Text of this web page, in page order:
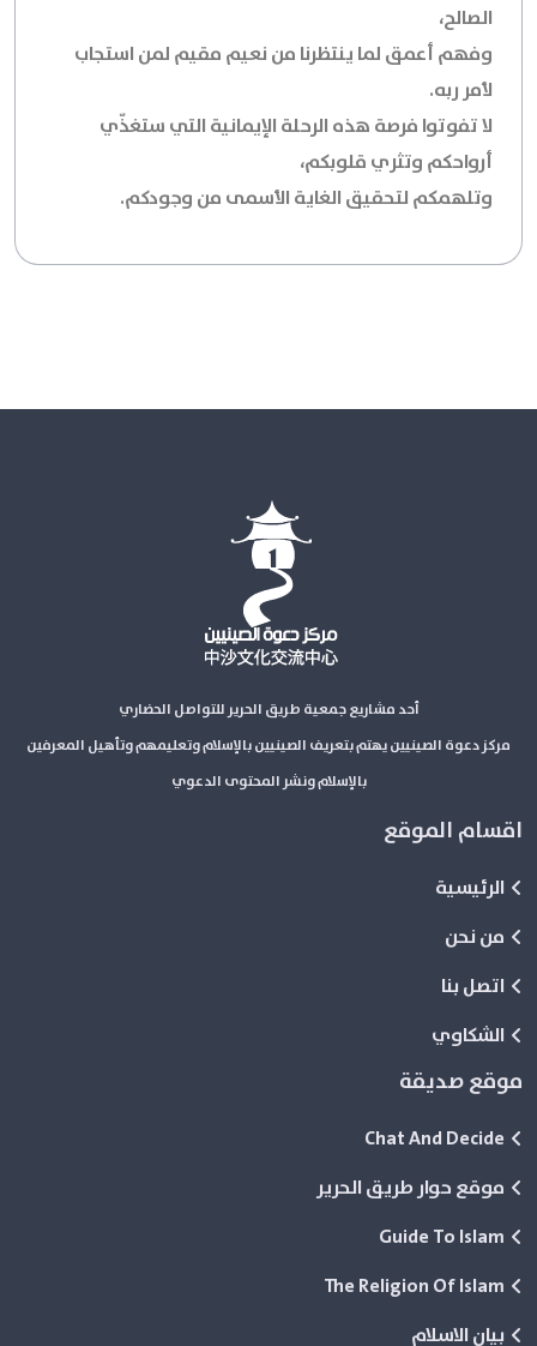
الصالح،
وفهم أعمق لما ينتظرنا من نعيم مقيم لمن استجاب
لأمر ربه.
لا تفوتوا فرصة هذه الرحلة الإيمانية التي ستغذّي
أرواحكم وتثري قلوبكم،
وتلهمكم لتحقيق الغاية الأسمى من وجودكم.
أحد مشاريع جمعية طريق الحرير للتواصل الحضاري
مركز دعوة الصينيين يهتم بتعريف الصينيين بالإسلام وتعليمهم وتأهيل المعرفين
بالإسلام ونشر المحتوى الدعوي
اقسام الموقع
الرئيسية
من نحن
اتصل بنا
الشكاوي
موقع صديقة
Chat And Decide
موقع حوار طريق الحرير
Guide To Islam
The Religion Of Islam
بيان الاسلام